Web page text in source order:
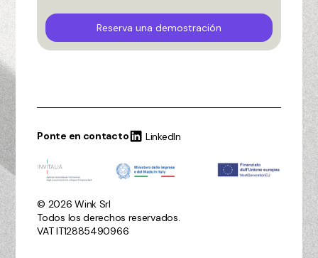
Reserva una demostración
© 2026 Wink Srl
Todos los derechos reservados.
VAT IT12885490966
Ponte en contacto LinkedIn